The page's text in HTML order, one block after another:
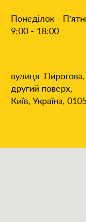
Понеділок -
9:00 - 18:00
вулиця
другий поверх,
Київ, Україна,